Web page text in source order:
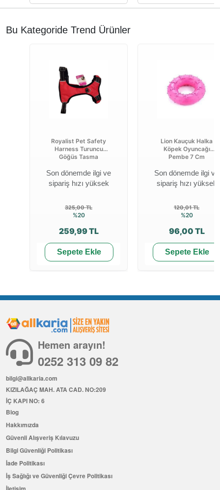
Bu Kategoride Trend Ürünler
Royalist Pet Safety
Harness Turuncu
Göğüs Tasma
Son dönemde ilgi ve
sipariş hızı yüksek
325,00 TL
%20
259,99 TL
Sepete Ekle
Lion Kauçuk Halka
Köpek Oyuncağı
Pembe 7 Cm
Son dönemde ilgi ve
sipariş hızı yüksek
120,01 TL
%20
96,00 TL
Sepete Ekle
Hemen arayın!
0252 313 09 82
bilgi@allkaria.com
KIZILAĞAÇ MAH. ATA CAD. NO:209
İÇ KAPI NO: 6
Blog
Hakkımızda
Güvenli Alışveriş Kılavuzu
Bilgi Güvenliği Politikası
İade Politikası
İş Sağlığı ve Güvenliği Çevre Politikası